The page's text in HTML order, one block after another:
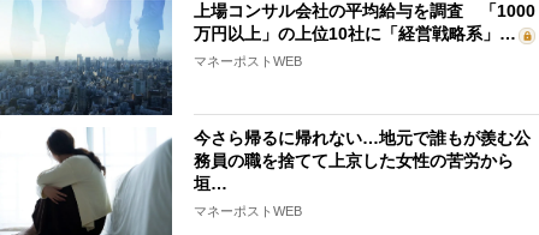
上場コンサル会社の平均給与を調査 「1000
万円以上」の上位10社に「経営戦略系」…
マネーポストWEB
今さら帰るに帰れない…地元で誰もが羨む公
務員の職を捨てて上京した女性の苦労から
垣…
マネーポストWEB